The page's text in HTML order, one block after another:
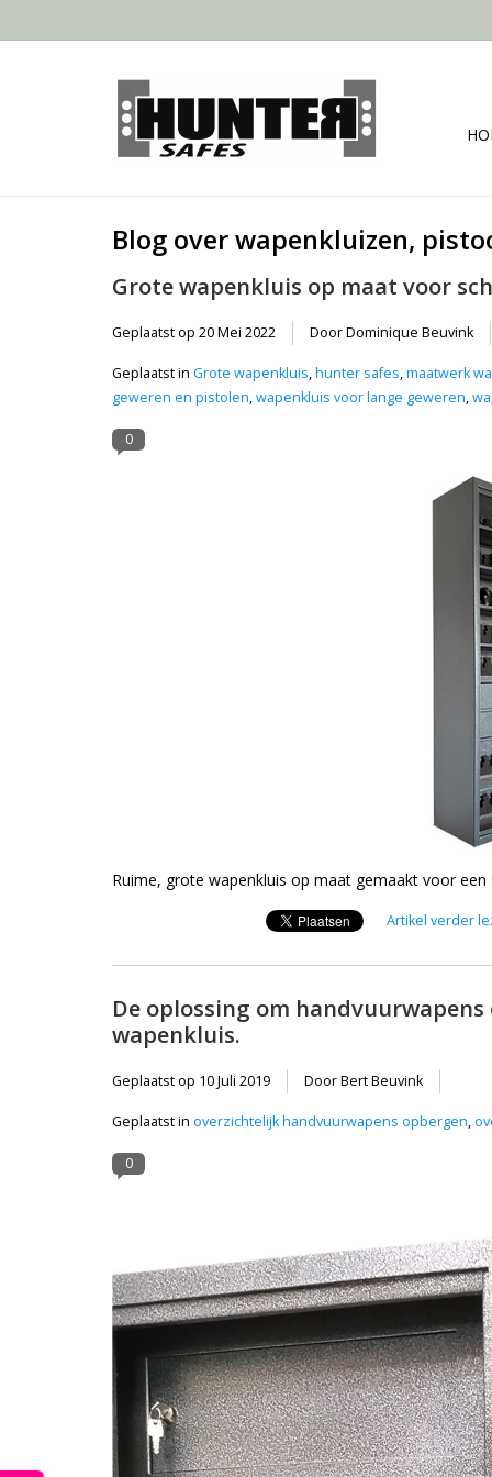
Blog over wapenkluizen,
Grote wapenkluis op maat voor
Geplaatst op 20 Mei 2022 Door Dominique Beuvink
Geplaatst in Grote wapenkluis,hunter safes,maatwerk
geweren en pistolen,wapenkluis voor lange geweren,
0
Ruime, grote wapenkluis op maat gemaakt voor een
Artikel verder
De oplossing om
wapenkluis.
Geplaatst op 10 Juli 2019 Door Bert Beuvink
Geplaatst in overzichtelijk handvuurwapens opbergen,
0